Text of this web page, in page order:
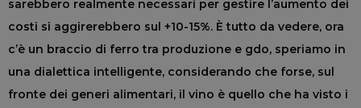
sarebbero realmente necessari per gestire l’aumento dei
costi si aggirerebbero sul +10-15%. È tutto da vedere, ora
c’è un braccio di ferro tra produzione e gdo, speriamo in
una dialettica intelligente, considerando che forse, sul
fronte dei generi alimentari, il vino è quello che ha visto i